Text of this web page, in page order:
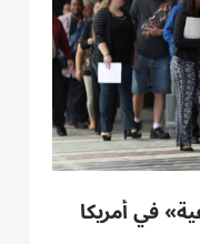
في أمريكا